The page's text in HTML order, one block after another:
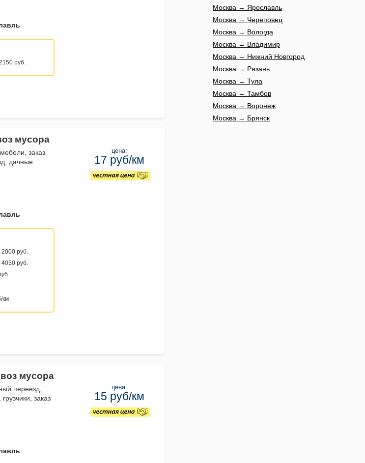
руб.
мусора
заказ
дачные
2000 руб.
4050 руб.
км
цена:
17 руб/км
мусора
переезд,
заказ
цена:
15 руб/км
Москва → Ярославль
Москва → Череповец
Москва → Вологда
Москва → Владимир
Москва → Нижний Новгород
Москва → Рязань
Москва → Тула
Москва → Тамбов
Москва → Воронеж
Москва → Брянск